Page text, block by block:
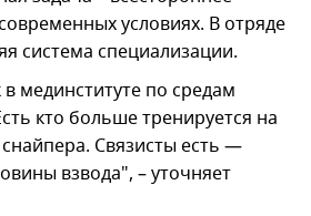
условиях. В отряде
система специализации.
мединституте по средам
кто больше тренируется на
Связисты есть —
взвода", – уточняет